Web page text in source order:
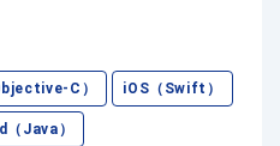
C） iOS（Swift）
Java）